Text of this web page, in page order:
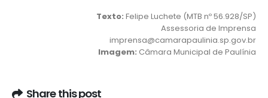
Texto: Felipe Luchete (MTB nº 56.928/SP)
Assessoria de Imprensa
imprensa@camarapaulinia.sp.gov.br
Imagem: Câmara Municipal de Paulínia
Share this post